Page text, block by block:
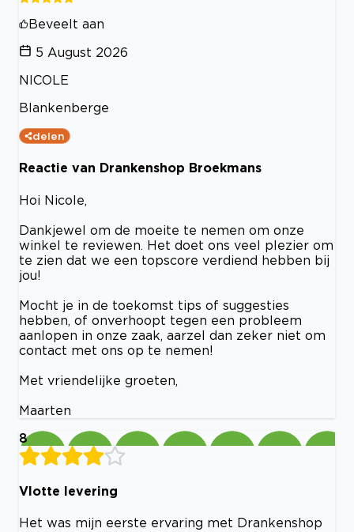
Beveelt aan
5 August 2026
NICOLE
Blankenberge
delen
Reactie van Drankenshop Broekmans
Hoi Nicole,
Dankjewel om de moeite te nemen om onze
winkel te reviewen. Het doet ons veel plezier om
te zien dat we een topscore verdiend hebben bij
jou!
Mocht je in de toekomst tips of suggesties
hebben, of onverhoopt tegen een probleem
aanlopen in onze zaak, aarzel dan zeker niet om
contact met ons op te nemen!
Met vriendelijke groeten,
Maarten
8
Vlotte levering
Het was mijn eerste ervaring met Drankenshop